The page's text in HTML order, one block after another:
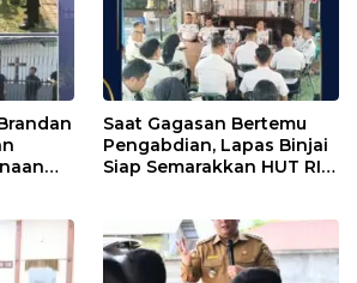
Saat Gagasan Bertemu
Pengabdian, Lapas Binjai
Siap Semarakkan HUT RI